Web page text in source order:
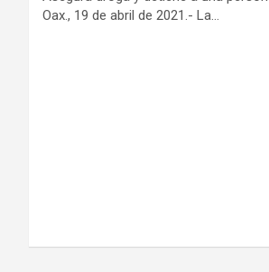
Oax., 19 de abril de 2021.- La…